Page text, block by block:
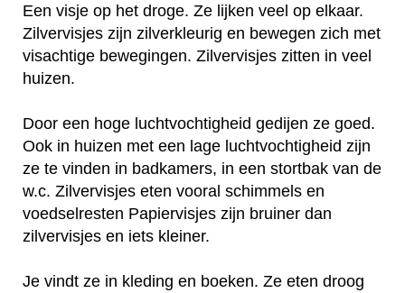
Een visje op het droge. Ze lijken veel op elkaar.
Zilvervisjes zijn zilverkleurig en bewegen zich met
visachtige bewegingen. Zilvervisjes zitten in veel
huizen.
Door een hoge luchtvochtigheid gedijen ze goed.
Ook in huizen met een lage luchtvochtigheid zijn
ze te vinden in badkamers, in een stortbak van de
w.c. Zilvervisjes eten vooral schimmels en
voedselresten Papiervisjes zijn bruiner dan
zilvervisjes en iets kleiner.
Je vindt ze in kleding en boeken. Ze eten droog